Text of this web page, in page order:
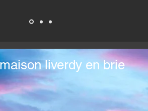
liverdy en brie